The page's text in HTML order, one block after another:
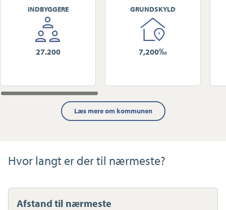
INDBYGGERE
27.200
GRUNDSKYLD
7,200‰
Læs mere om kommunen
Hvor langt er der til nærmeste?
Afstand til nærmeste